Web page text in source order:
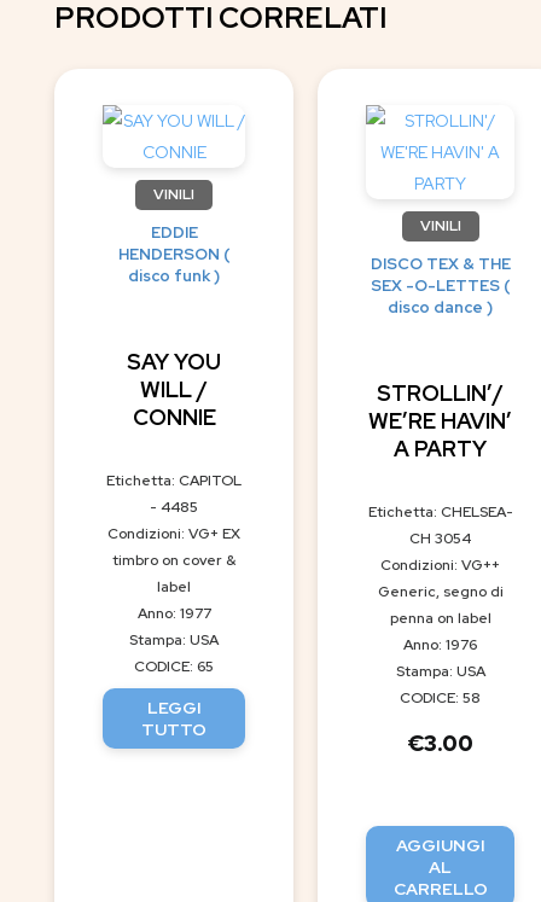
PRODOTTI CORRELATI
VINILI
EDDIE
HENDERSON (
disco funk )
SAY YOU
WILL /
CONNIE
Etichetta: CAPITOL
- 4485
Condizioni: VG+ EX
timbro on cover &
label
Anno: 1977
Stampa: USA
CODICE: 65
LEGGI
TUTTO
VINILI
DISCO TEX & THE
SEX -O-LETTES (
disco dance )
STROLLIN’/
WE’RE HAVIN’
A PARTY
Etichetta: CHELSEA-
CH 3054
Condizioni: VG++
Generic, segno di
penna on label
Anno: 1976
Stampa: USA
CODICE: 58
€3.00
AGGIUNGI
AL
CARRELLO